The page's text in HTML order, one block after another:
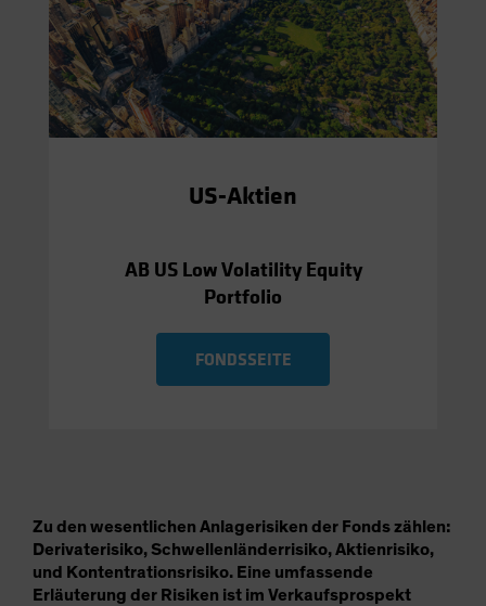
US-Aktien
AB US Low Volatility Equity
Portfolio
FONDSSEITE
Zu den wesentlichen Anlagerisiken der Fonds zählen:
Derivaterisiko, Schwellenländerrisiko, Aktienrisiko,
und Kontentrationsrisiko. Eine umfassende
Erläuterung der Risiken ist im Verkaufsprospekt